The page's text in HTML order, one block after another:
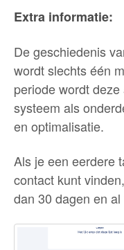
Extra informatie:
De geschiedenis
wordt slechts één
periode wordt
systeem als
en optimalisatie.
Als je een eerdere
contact kunt
dan 30 dagen en